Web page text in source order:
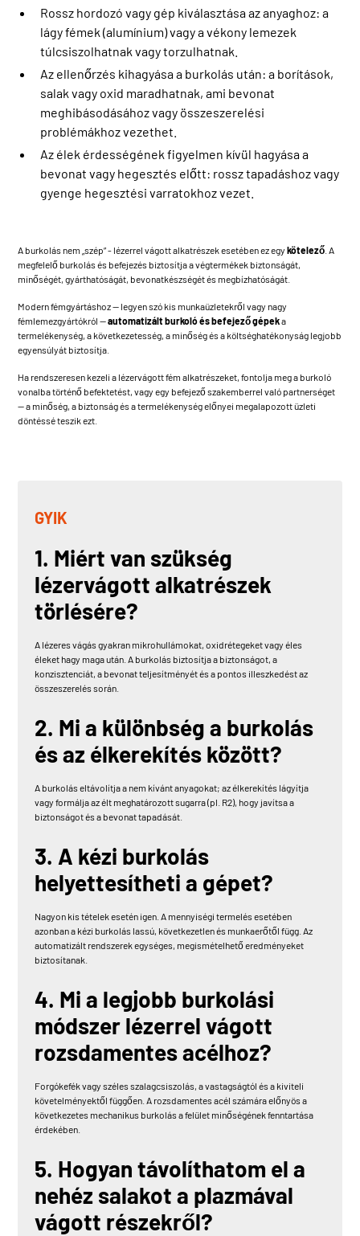
Rossz hordozó vagy gép kiválasztása az anyaghoz: a
lágy fémek (alumínium) vagy a vékony lemezek
túlcsiszolhatnak vagy torzulhatnak.
Az ellenőrzés kihagyása a burkolás után: a borítások,
salak vagy oxid maradhatnak, ami bevonat
meghibásodásához vagy összeszerelési
problémákhoz vezethet.
Az élek érdességének figyelmen kívül hagyása a
bevonat vagy hegesztés előtt: rossz tapadáshoz vagy
gyenge hegesztési varratokhoz vezet.
A burkolás nem „szép” - lézerrel vágott alkatrészek esetében ez egykötelező . A
megfelelő burkolás és befejezés biztosítja a végtermékek biztonságát,
minőségét, gyárthatóságát, bevonatkészségét és megbízhatóságát.
Modern fémgyártáshoz — legyen szó kis munkaüzletekről vagy nagy
fémlemezgyártókról —automatizált burkoló és befejező gépeka
termelékenység, a következetesség, a minőség és a költséghatékonyság legjobb
egyensúlyát biztosítja.
Ha rendszeresen kezeli a lézervágott fém alkatrészeket, fontolja meg a burkoló
vonalba történő befektetést, vagy egy befejező szakemberrel való partnerséget
— a minőség, a biztonság és a termelékenység előnyei megalapozott üzleti
döntéssé teszik ezt.
GYIK
1. Miért van szükség
lézervágott alkatrészek
törlésére?
A lézeres vágás gyakran mikrohullámokat, oxidrétegeket vagy éles
éleket hagy maga után. A burkolás biztosítja a biztonságot, a
konzisztenciát, a bevonat teljesítményét és a pontos illeszkedést az
összeszerelés során.
2. Mi a különbség a burkolás
és az élkerekítés között?
A burkolás eltávolítja a nem kívánt anyagokat; az élkerekítés lágyítja
vagy formálja az élt meghatározott sugarra (pl. R2), hogy javítsa a
biztonságot és a bevonat tapadását.
3. A kézi burkolás
helyettesítheti a gépet?
Nagyon kis tételek esetén igen. A mennyiségi termelés esetében
azonban a kézi burkolás lassú, következetlen és munkaerőtől függ. Az
automatizált rendszerek egységes, megismételhető eredményeket
biztosítanak.
4. Mi a legjobb burkolási
módszer lézerrel vágott
rozsdamentes acélhoz?
Forgókefék vagy széles szalagcsiszolás, a vastagságtól és a kiviteli
követelményektől függően. A rozsdamentes acél számára előnyös a
következetes mechanikus burkolás a felület minőségének fenntartása
érdekében.
5. Hogyan távolíthatom el a
nehéz salakot a plazmával
vágott részekről?